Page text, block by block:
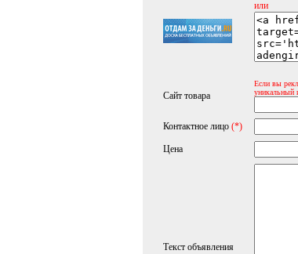
или
Сайт товара
Если вы
уникальный
Контактное лицо (*)
Цена
Текст объявления